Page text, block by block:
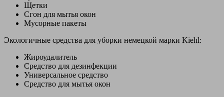
Щетки
Сгон для мытья окон
Мусорные пакеты
Экологичные средства для уборки немецкой марки Kiehl:
Жироудалитель
Средство для дезинфекции
Универсальное средство
Средство для мытья окон